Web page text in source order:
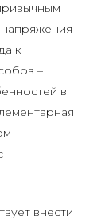
к
–
в
внести